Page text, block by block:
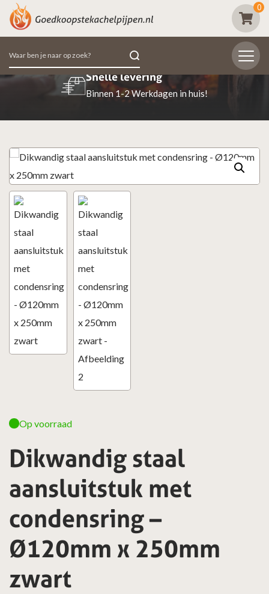
0
Zoeken
naar:
Snelle levering
Binnen 1-2 Werkdagen in huis!
Dikwandig staal
aansluitstuk met
condensring –
Ø120mm x 250mm
zwart
Op voorraad